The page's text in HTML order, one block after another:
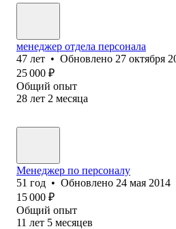
менеджер отдела персонала
47 лет • Обновлено 27 октября
25 000 ₽
Общий опыт
28 лет 2 месяца
Менеджер по персоналу
51 год • Обновлено 24 мая 2014
15 000 ₽
Общий опыт
11 лет 5 месяцев